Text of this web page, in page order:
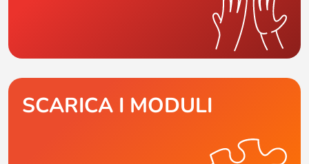
SCARICA I MODULI